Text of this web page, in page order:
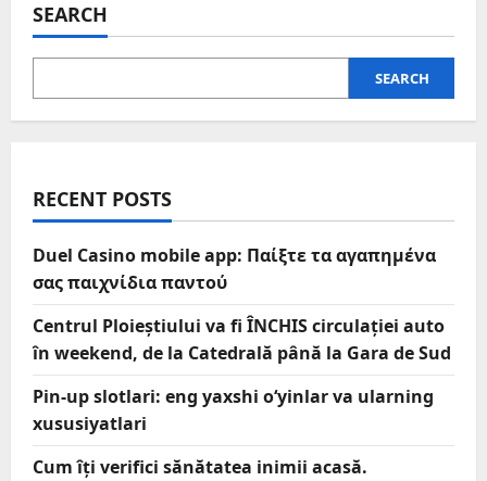
SEARCH
SEARCH
RECENT POSTS
Duel Casino mobile app: Παίξτε τα αγαπημένα
σας παιχνίδια παντού
Centrul Ploieștiului va fi ÎNCHIS circulației auto
în weekend, de la Catedrală până la Gara de Sud
Pin-up slotlari: eng yaxshi o‘yinlar va ularning
xususiyatlari
Cum îți verifici sănătatea inimii acasă.